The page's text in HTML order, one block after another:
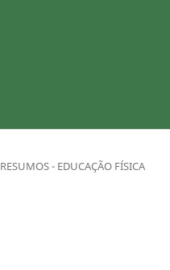
RESUMOS - EDUCAÇÃO FÍSICA